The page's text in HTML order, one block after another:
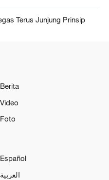
Terus Junjung Prinsip
Berita
Video
Foto
Español
العربية